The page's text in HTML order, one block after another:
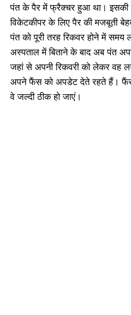
पंत के पैर में फ्रैक्चर हुआ था। इसकी
विकेटकीपर के लिए पैर की मजबूती
पंत को पूरी तरह रिकवर होने में समय
अस्पताल में बिताने के बाद अब पंत
जहां से अपनी रिकवरी को लेकर वह
अपने फैंस को अपडेट देते रहते हैं। फैंस
वे जल्दी ठीक हो जाएं।